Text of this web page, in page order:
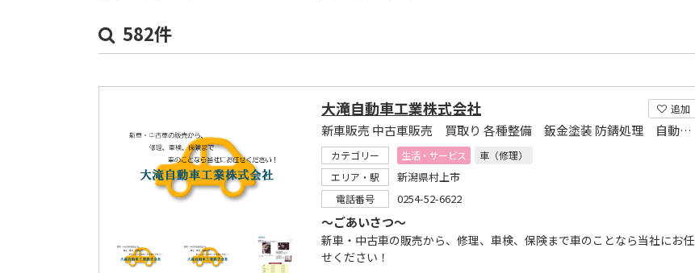
582件
追加
大滝自動車工業株式会社
新車販売 中古車販売 買取り 各種整備 鈑金塗装 防錆処理 自動車保険
カテゴリー 生活・サービス
車（修理）
エリア・駅
新潟県村上市
電話番号 0254-52-6622
～ごあいさつ～
新車・中古車の販売から、修理、車検、保険まで車のことなら当社にお任
せください！